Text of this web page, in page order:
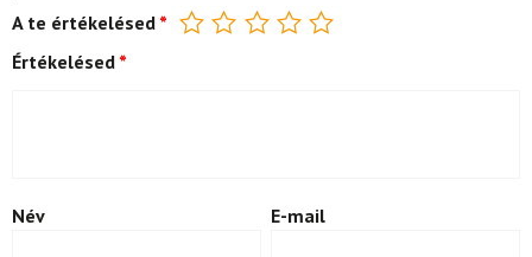
A te értékelésed *
Értékelésed *
Név E-mail